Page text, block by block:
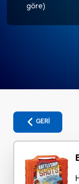
göre)
GERİ